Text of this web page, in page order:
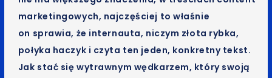
marketingowych, najczęściej to właśnie
on sprawia, że internauta, niczym złota rybka,
połyka haczyk i czyta ten jeden, konkretny tekst.
Jak stać się wytrawnym wędkarzem, który swoją